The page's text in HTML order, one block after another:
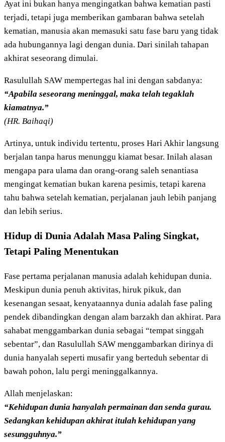
Ayat ini bukan hanya mengingatkan bahwa kematian pasti
terjadi, tetapi juga memberikan gambaran bahwa setelah
kematian, manusia akan memasuki satu fase baru yang tidak
ada hubungannya lagi dengan dunia. Dari sinilah tahapan
akhirat seseorang dimulai.
Rasulullah SAW mempertegas hal ini dengan sabdanya:
“Apabila seseorang meninggal, maka telah tegaklah
kiamatnya.”
(HR. Baihaqi)
Artinya, untuk individu tertentu, proses Hari Akhir langsung
berjalan tanpa harus menunggu kiamat besar. Inilah alasan
mengapa para ulama dan orang-orang saleh senantiasa
mengingat kematian bukan karena pesimis, tetapi karena
tahu bahwa setelah kematian, perjalanan jauh lebih panjang
dan lebih serius.
Hidup di Dunia Adalah Masa Paling Singkat,
Tetapi Paling Menentukan
Fase pertama perjalanan manusia adalah kehidupan dunia.
Meskipun dunia penuh aktivitas, hiruk pikuk, dan
kesenangan sesaat, kenyataannya dunia adalah fase paling
pendek dibandingkan dengan alam barzakh dan akhirat. Para
sahabat menggambarkan dunia sebagai “tempat singgah
sebentar”, dan Rasulullah SAW menggambarkan dirinya di
dunia hanyalah seperti musafir yang berteduh sebentar di
bawah pohon, lalu pergi meninggalkannya.
Allah menjelaskan:
“Kehidupan dunia hanyalah permainan dan senda gurau.
Sedangkan kehidupan akhirat itulah kehidupan yang
sesungguhnya.”